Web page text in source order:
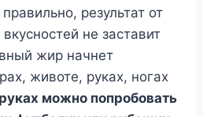
результат от
не заставит
жир начнет
животе, руках, ногах
можно попробовать